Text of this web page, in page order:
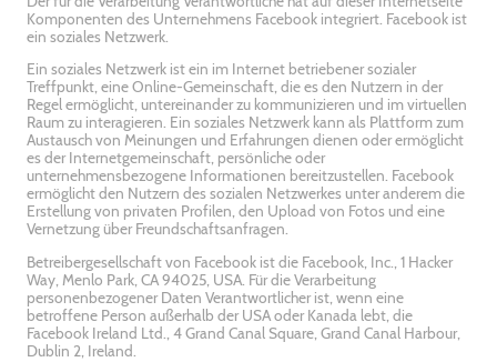
Komponenten des Unternehmens Facebook integriert. Facebook ist
ein soziales Netzwerk.
Ein soziales Netzwerk ist ein im Internet betriebener sozialer
Treffpunkt, eine Online-Gemeinschaft, die es den Nutzern in der
Regel ermöglicht, untereinander zu kommunizieren und im virtuellen
Raum zu interagieren. Ein soziales Netzwerk kann als Plattform zum
Austausch von Meinungen und Erfahrungen dienen oder ermöglicht
es der Internetgemeinschaft, persönliche oder
unternehmensbezogene Informationen bereitzustellen. Facebook
ermöglicht den Nutzern des sozialen Netzwerkes unter anderem die
Erstellung von privaten Profilen, den Upload von Fotos und eine
Vernetzung über Freundschaftsanfragen.
Betreibergesellschaft von Facebook ist die Facebook, Inc., 1 Hacker
Way, Menlo Park, CA 94025, USA. Für die Verarbeitung
personenbezogener Daten Verantwortlicher ist, wenn eine
betroffene Person außerhalb der USA oder Kanada lebt, die
Facebook Ireland Ltd., 4 Grand Canal Square, Grand Canal Harbour,
Dublin 2, Ireland.